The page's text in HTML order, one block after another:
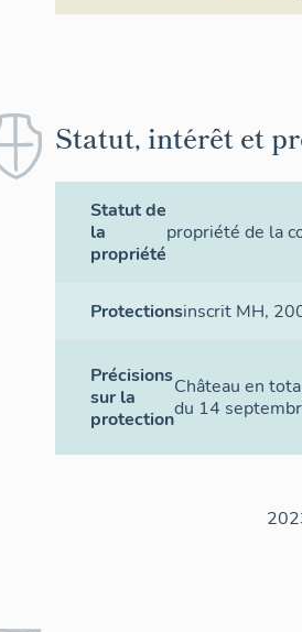
Statut, intérêt et
Statut de
la
propriété
propriété de la
Protectionsinscrit MH,
Précisions
sur la
protection
Château en
du 14